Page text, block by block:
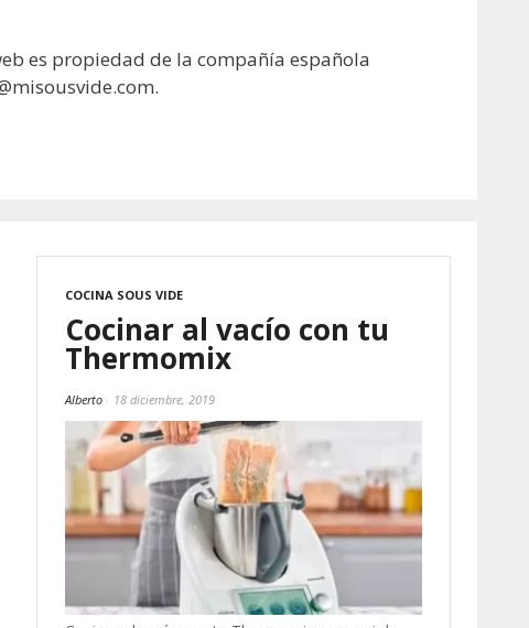
es propiedad de la compañía española
.
COCINA SOUS VIDE
Cocinar al vacío con tu
Thermomix
Alberto 18 diciembre, 2019